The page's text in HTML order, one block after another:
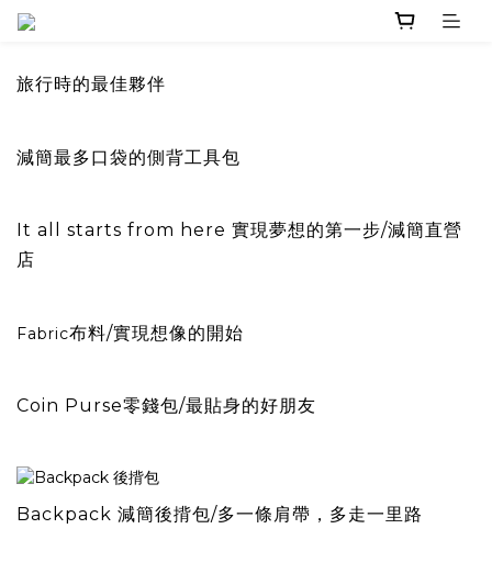
旅行時的最佳夥伴
減簡最多口袋的側背工具包
It all starts from here 實現夢想的第一步/減簡直營
店
Fabric布料/實現想像的開始
Coin Purse零錢包/最貼身的好朋友
Backpack 減簡後揹包/多一條肩帶，多走一里路